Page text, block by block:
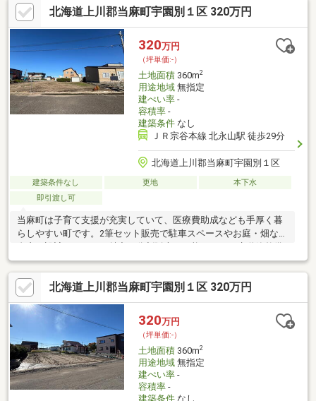
北海道上川郡当麻町宇園別１区 320万円
320万円
（坪単価:-）
土地面積360m2
用途地域無指定
建ぺい率-
容積率-
建築条件なし
ＪＲ宗谷本線 北永山駅 徒歩29分
北海道上川郡当麻町宇園別１区
建築条件なし 更地
本下水
即引渡し可
当麻町は子育て支援が充実していて、医療費助成なども手厚く暮
らしやすい町です。2筆セット販売で駐車スペースやお庭・畑など
済みなので負担金の必要がありません！宇園別地区で他の土地も
販売中です。ご相談ください！
北海道上川郡当麻町宇園別１区 320万円
320万円
（坪単価:-）
土地面積360m2
用途地域無指定
建ぺい率-
容積率-
建築条件なし